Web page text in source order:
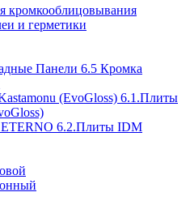
кромкооблицовывания
и герметики
6.5 Кромка
6.1.Плиты
6.2.Плиты IDM